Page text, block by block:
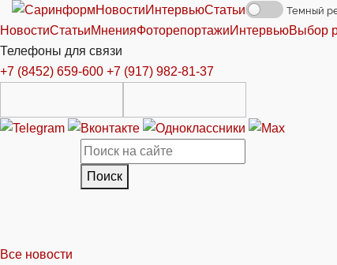
НовостиИнтервьюСтатьи Темный
НовостиСтатьиМненияФоторепортажиИнтервьюВыбор
Телефоны для связи
+7 (8452) 659-600 +7 (917) 982-81-37
Поиск
Все новости